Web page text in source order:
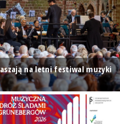
na letni festiwal muzyki